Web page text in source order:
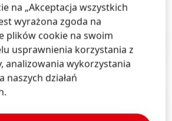
(197,42 KB)
na „Akceptacja wszystkich
wyrażona zgoda na
plików cookie na swoim
usprawnienia korzystania z
analizowania wykorzystania
naszych działań